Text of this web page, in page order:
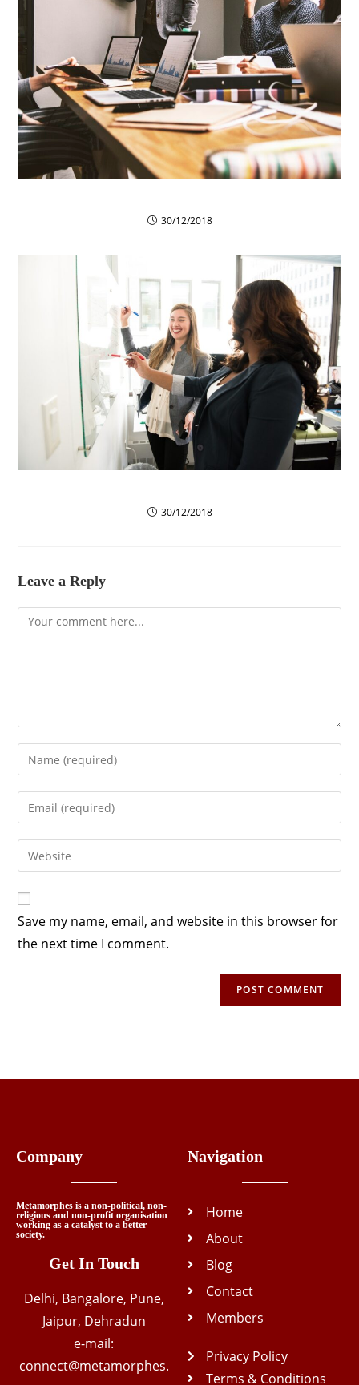
30/12/2018
30/12/2018
Leave a Reply
Save my name, email, and website in this browser for
the next time I comment.
Company
Metamorphes is a non-political, non-
religious and non-profit organisation
working as a catalyst to a better
society.
Get In Touch
Delhi, Bangalore, Pune,
Jaipur, Dehradun
e-mail:
connect@metamorphes.
Navigation
Home
About
Blog
Contact
Members
Privacy Policy
Terms & Conditions